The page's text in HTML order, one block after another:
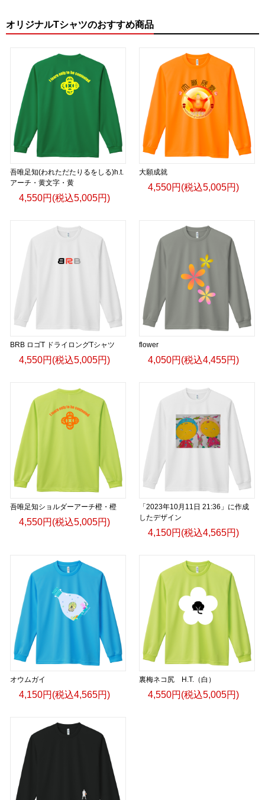
オリジナルTシャツのおすすめ商品
吾唯足知(われただたりるをしる)h.t.
アーチ・黄文字・黄
4,550円(税込5,005円)
大願成就
4,550円(税込5,005円)
BRB ロゴT ドライロングTシャツ
4,550円(税込5,005円)
flower
4,050円(税込4,455円)
吾唯足知ショルダーアーチ橙・橙
4,550円(税込5,005円)
「2023年10月11日 21:36」に作成
したデザイン
4,150円(税込4,565円)
オウムガイ
4,150円(税込4,565円)
裏梅ネコ尻 H.T.（白）
4,550円(税込5,005円)